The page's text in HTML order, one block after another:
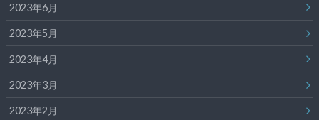
2023年6月
2023年5月
2023年4月
2023年3月
2023年2月